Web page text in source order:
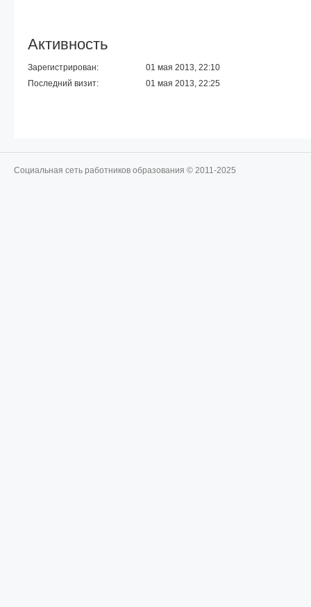
Активность
Зарегистрирован:
01 мая 2013, 22:10
Последний визит:
01 мая 2013, 22:25
Социальная сеть работников образования © 2011-2025